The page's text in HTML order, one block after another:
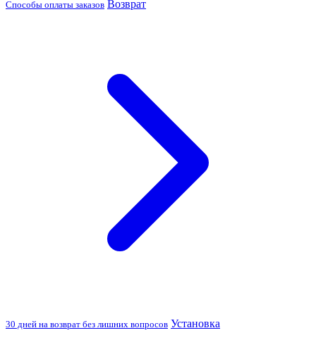
Способы оплаты заказов Возврат
30 дней на возврат без лишних вопросов Установка